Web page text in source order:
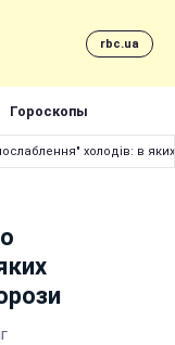
rbc.ua
Гороскопы
холодів: в